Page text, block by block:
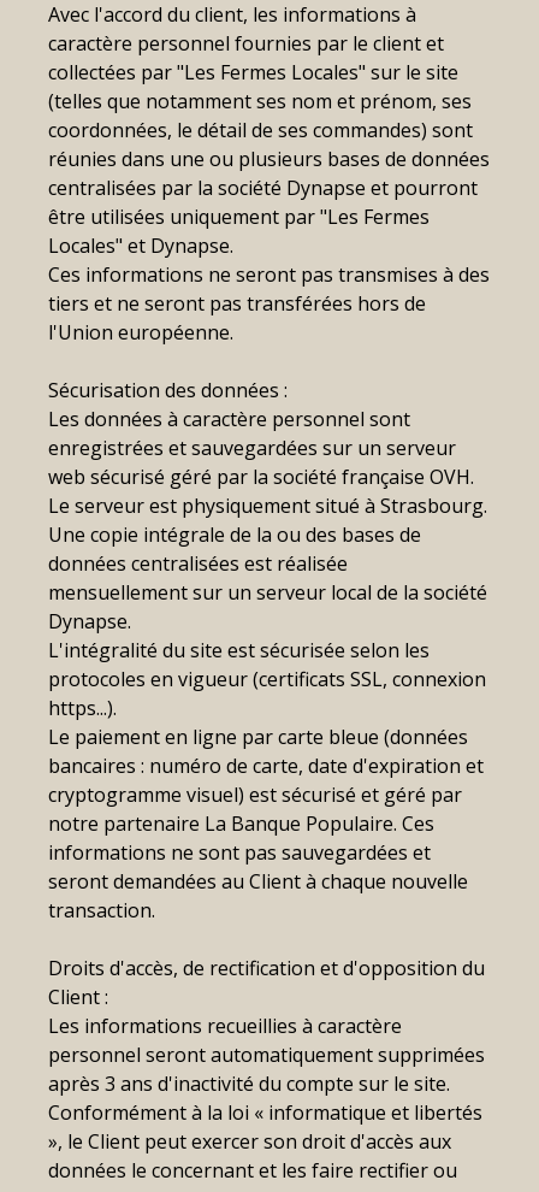
Avec l'accord du client, les informations à
caractère personnel fournies par le client et
collectées par "Les Fermes Locales" sur le site
(telles que notamment ses nom et prénom, ses
coordonnées, le détail de ses commandes) sont
réunies dans une ou plusieurs bases de données
centralisées par la société Dynapse et pourront
être utilisées uniquement par "Les Fermes
Locales" et Dynapse.
Ces informations ne seront pas transmises à des
tiers et ne seront pas transférées hors de
l'Union européenne.
Sécurisation des données :
Les données à caractère personnel sont
enregistrées et sauvegardées sur un serveur
web sécurisé géré par la société française OVH.
Le serveur est physiquement situé à Strasbourg.
Une copie intégrale de la ou des bases de
données centralisées est réalisée
mensuellement sur un serveur local de la société
Dynapse.
L'intégralité du site est sécurisée selon les
protocoles en vigueur (certificats SSL, connexion
https...).
Le paiement en ligne par carte bleue (données
bancaires : numéro de carte, date d'expiration et
cryptogramme visuel) est sécurisé et géré par
notre partenaire La Banque Populaire. Ces
informations ne sont pas sauvegardées et
seront demandées au Client à chaque nouvelle
transaction.
Droits d'accès, de rectification et d'opposition du
Client :
Les informations recueillies à caractère
personnel seront automatiquement supprimées
après 3 ans d'inactivité du compte sur le site.
Conformément à la loi « informatique et libertés
», le Client peut exercer son droit d'accès aux
données le concernant et les faire rectifier ou